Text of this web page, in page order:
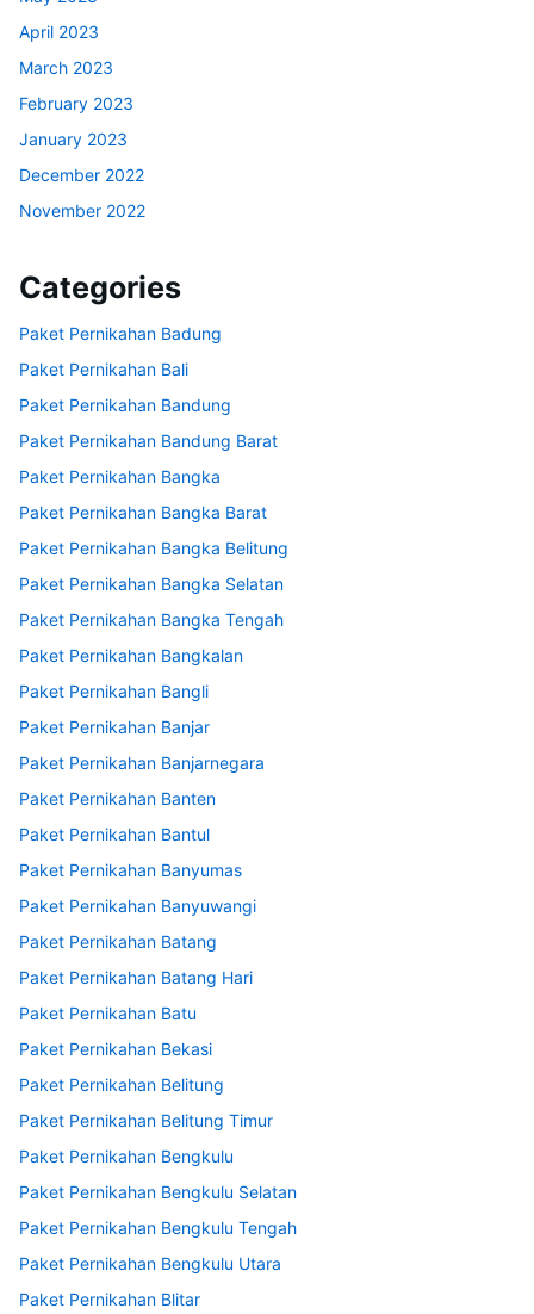
April 2023
March 2023
February 2023
January 2023
December 2022
November 2022
Categories
Paket Pernikahan Badung
Paket Pernikahan Bali
Paket Pernikahan Bandung
Paket Pernikahan Bandung Barat
Paket Pernikahan Bangka
Paket Pernikahan Bangka Barat
Paket Pernikahan Bangka Belitung
Paket Pernikahan Bangka Selatan
Paket Pernikahan Bangka Tengah
Paket Pernikahan Bangkalan
Paket Pernikahan Bangli
Paket Pernikahan Banjar
Paket Pernikahan Banjarnegara
Paket Pernikahan Banten
Paket Pernikahan Bantul
Paket Pernikahan Banyumas
Paket Pernikahan Banyuwangi
Paket Pernikahan Batang
Paket Pernikahan Batang Hari
Paket Pernikahan Batu
Paket Pernikahan Bekasi
Paket Pernikahan Belitung
Paket Pernikahan Belitung Timur
Paket Pernikahan Bengkulu
Paket Pernikahan Bengkulu Selatan
Paket Pernikahan Bengkulu Tengah
Paket Pernikahan Bengkulu Utara
Paket Pernikahan Blitar